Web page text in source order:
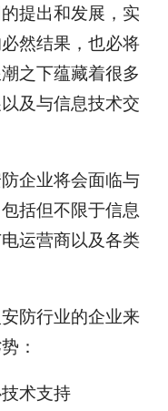
提出和发展，实
然结果，也必将
之下蕴藏着很多
及与信息技术交
企业将会面临与
括但不限于信息
运营商以及各类
防行业的企业来
：
术支持